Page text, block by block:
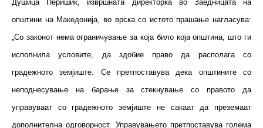
Душица Перишиќ, извршната директорка во Заедницата на
општини на Македонија, во врска со истото прашање нагласува:
„Со законот нема ограничување за која било која општина, што ги
исполнила условите, да здобие право да располага со
градежното земјиште. Се претпоставува дека општините со
неподнесување на барање за стекнување со правото да
управуваат со градежното земјиште не сакаат да преземаат
дополнителна одговорност. Управувањето претпоставува голема